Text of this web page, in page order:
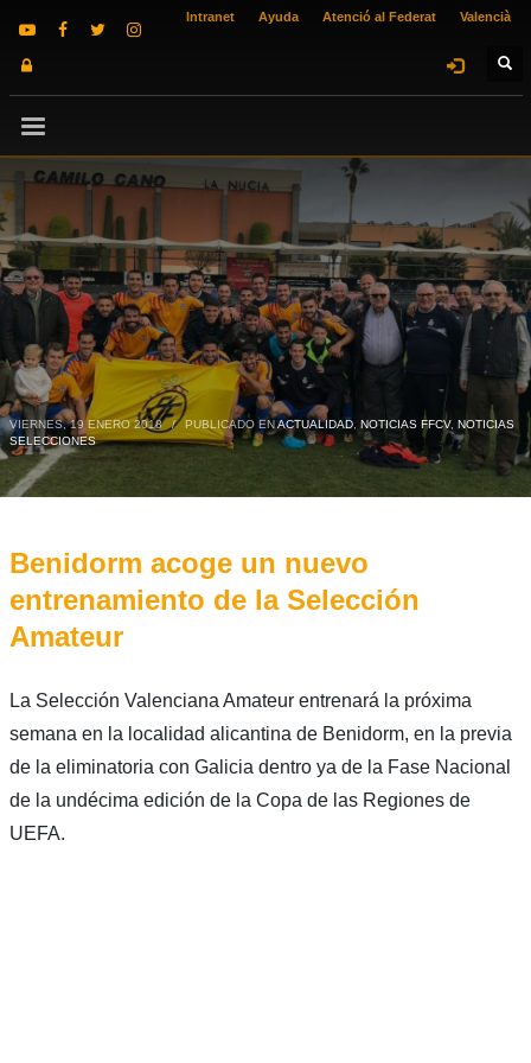
Intranet Ayuda Atenció al Federat Valencià
VIERNES, 19 ENERO 2018 / PUBLICADO ENACTUALIDAD, NOTICIAS FFCV, NOTICIAS
SELECCIONES
Benidorm acoge un nuevo
entrenamiento de la Selección
Amateur
La Selección Valenciana Amateur entrenará la próxima
semana en la localidad alicantina de Benidorm, en la previa
de la eliminatoria con Galicia dentro ya de la Fase Nacional
de la undécima edición de la Copa de las Regiones de
UEFA.